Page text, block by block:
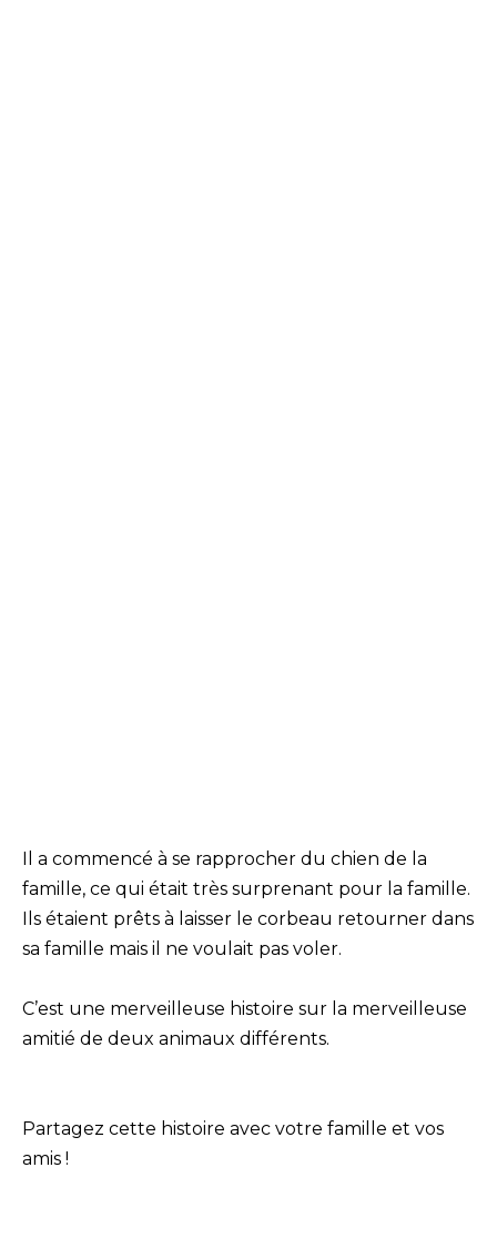
Il a commencé à se rapprocher du chien de la
famille, ce qui était très surprenant pour la famille.
Ils étaient prêts à laisser le corbeau retourner dans
sa famille mais il ne voulait pas voler.
C’est une merveilleuse histoire sur la merveilleuse
amitié de deux animaux différents.
Partagez cette histoire avec votre famille et vos
amis !